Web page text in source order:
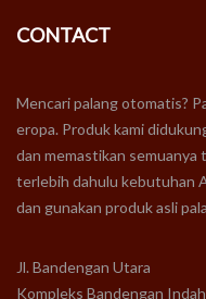
CONTACT
Mencari palang otomatis?
eropa. Produk kami
dan memastikan
terlebih dahulu kebutuhan
dan gunakan produk asli
Jl. Bandengan Utara
Kompleks Bandengan